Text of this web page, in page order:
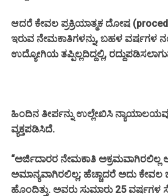
ಆದರೆ ಕೇವಲ ಪ್ರಕ್ರಿಯಾತ್ಮಕ ದೋಷ
ಇರುವ ನೇಮಕಾತಿಗಳನ್ನು, ಬಹಳ ವರ್ಷಗಳ
ಉದ್ಯೋಗಿಯ ತಪ್ಪಿಲ್ಲದಿದ್ದಲ್ಲಿ,
ಹಿಂದಿನ ತೀರ್ಪನ್ನು ಉಲ್ಲೇಖಿಸಿ
ವ್ಯಕ್ತಪಡಿಸಿದೆ.
“ಅರ್ಜಿದಾರರ ನೇಮಕಾತಿ
ಅಮಾನ್ಯವಾಗಿರಲಿಲ್ಲ; ಹೆಚ್ಚಾದರೆ ಅದು
ಹೊಂದಿತ್ತು. ಅವರು ಸುಮಾರು 25 ವರ್ಷಗಳ